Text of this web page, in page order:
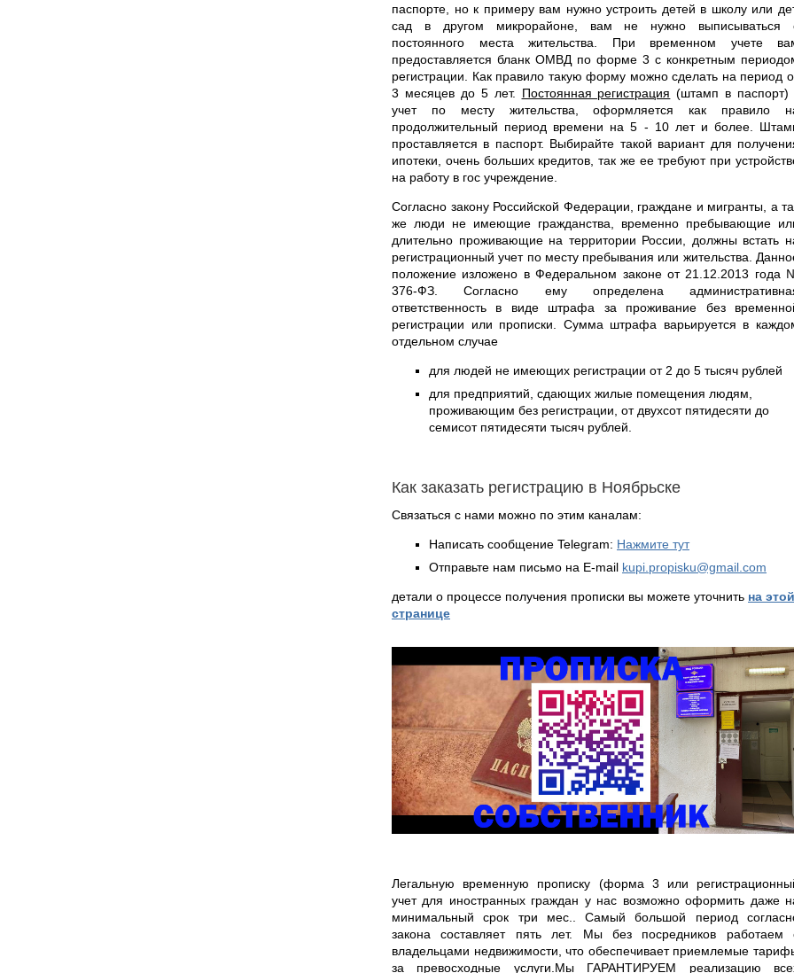
паспорте, но к примеру вам нужно устроить детей в школу или
сад в другом микрорайоне, вам не нужно выписываться
постоянного места жительства. При временном учете
предоставляется бланк ОМВД по форме 3 с конкретным
регистрации. Как правило такую форму можно сделать на период
3 месяцев до 5 лет. Постоянная регистрация (штамп в паспорт)
учет по месту жительства, оформляется как правило
продолжительный период времени на 5 - 10 лет и более.
проставляется в паспорт. Выбирайте такой вариант для
ипотеки, очень больших кредитов, так же ее требуют при
на работу в гос учреждение.
Согласно закону Российской Федерации, граждане и мигранты, а
же люди не имеющие гражданства, временно пребывающие
длительно проживающие на территории России, должны встать
регистрационный учет по месту пребывания или жительства.
положение изложено в Федеральном законе от 21.12.2013 года
376-ФЗ. Согласно ему определена
ответственность в виде штрафа за проживание без
регистрации или прописки. Сумма штрафа варьируется в
отдельном случае
для людей не имеющих регистрации от 2 до 5 тысяч рублей
для предприятий, сдающих жилые помещения людям,
проживающим без регистрации, от двухсот пятидесяти до
семисот пятидесяти тысяч рублей.
Как заказать регистрацию в Ноябрьске
Связаться с нами можно по этим каналам:
Написать сообщение Telegram: Нажмите тут
Отправьте нам письмо на E-mail kupi.propisku@gmail.com
детали о процессе получения прописки вы можете уточнить на этой
странице
Легальную временную прописку (форма 3 или
учет для иностранных граждан у нас возможно оформить даже
минимальный срок три мес.. Самый большой период
закона составляет пять лет. Мы без посредников работаем
владельцами недвижимости, что обеспечивает приемлемые
за превосходные услуги.Мы ГАРАНТИРУЕМ реализацию